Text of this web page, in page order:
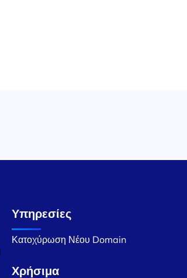
Υπηρεσίες
Κατοχύρωση Νέου Domain
Χρήσιμα